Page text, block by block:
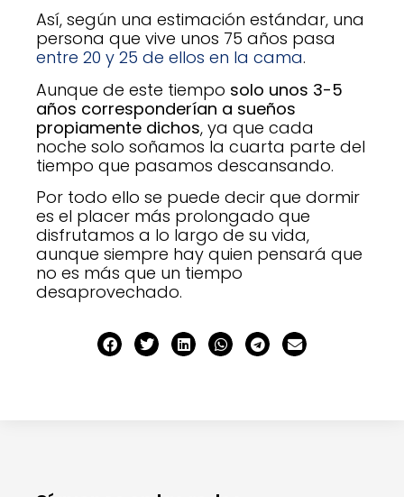
Así, según una estimación estándar, una
persona que vive unos 75 años pasa
entre 20 y 25 de ellos en la cama.
Aunque de este tiempo solo unos 3-5
años corresponderían a sueños
propiamente dichos, ya que cada
noche solo soñamos la cuarta parte del
tiempo que pasamos descansando.
Por todo ello se puede decir que dormir
es el placer más prolongado que
disfrutamos a lo largo de su vida,
aunque siempre hay quien pensará que
no es más que un tiempo
desaprovechado.